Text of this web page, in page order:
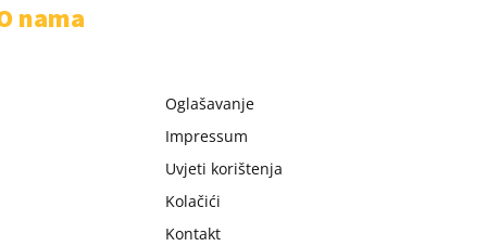
nama
Oglašavanje
Impressum
Uvjeti korištenja
Kolačići
Kontakt